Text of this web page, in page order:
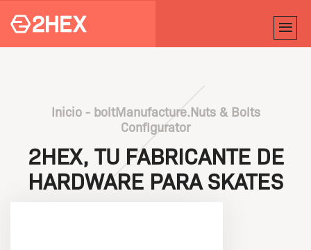
Inicio- boltManufacture.Nuts & Bolts
Configurator
2HEX, TU FABRICANTE DE
HARDWARE PARA SKATES